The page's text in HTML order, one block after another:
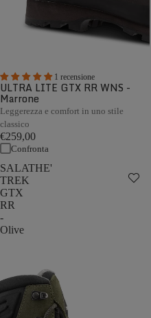
1 recensione
ULTRA LITE GTX RR WNS -
Marrone
Leggerezza e comfort in uno stile
classico
€259,00
Confronta
SALATHE'
TREK
GTX
RR
-
Olive